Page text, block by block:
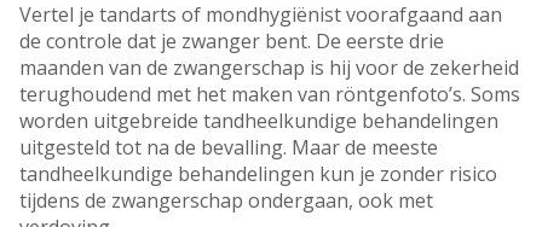
Vertel je tandarts of mondhygiënist voorafgaand aan
de controle dat je zwanger bent. De eerste drie
maanden van de zwangerschap is hij voor de zekerheid
terughoudend met het maken van röntgenfoto’s. Soms
worden uitgebreide tandheelkundige behandelingen
uitgesteld tot na de bevalling. Maar de meeste
tandheelkundige behandelingen kun je zonder risico
tijdens de zwangerschap ondergaan, ook met